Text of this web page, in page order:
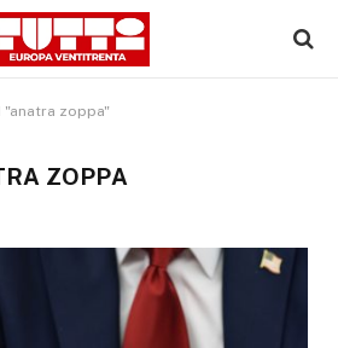
"anatra zoppa"
ZOPPA